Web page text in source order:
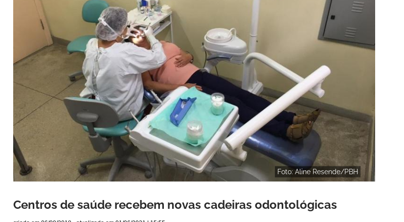
Foto: Aline Resende/PBH
Centros de saúde recebem novas cadeiras odontológicas